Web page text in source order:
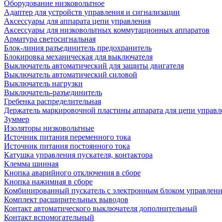
Оборудование низковольтное
Адаптер для устройств управления и сигнализации
Аксессуары для аппарата цепи управления
Аксессуары для низковольтных коммутационных аппаратов
Арматура светосигнальная
Блок-линия разъединитель предохранитель
Блокировка механическая для выключателя
Выключатель автоматический для защиты двигателя
Выключатель автоматический силовой
Выключатель нагрузки
Выключатель-разъединитель
Гребенка распределительная
Держатель маркировочной пластины аппарата для цепи
Зуммер
Изоляторы низковольтные
Источник питания переменного тока
Источник питания постоянного тока
Катушка управления пускателя, контактора
Клемма шинная
Кнопка аварийного отключения в сборе
Кнопка нажимная в сборе
Комбинированный пускатель с электронным блоком
Комплект расширительных выводов
Контакт автоматического выключателя дополнительный
Контакт вспомогательный